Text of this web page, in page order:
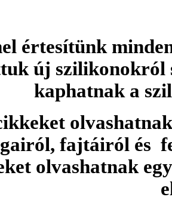
értesítünk
új szilikonokról
kaphatnak a
fajtáiról és
olvashatnak